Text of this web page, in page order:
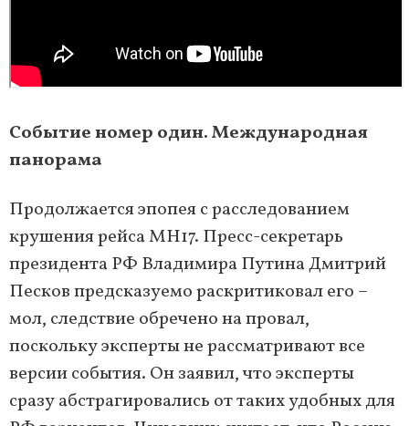
Событие номер один. Международная
панорама
Продолжается эпопея с расследованием
крушения рейса МН17. Пресс-секретарь
президента РФ Владимира Путина Дмитрий
Песков предсказуемо раскритиковал его –
мол, следствие обречено на провал,
поскольку эксперты не рассматривают все
версии события. Он заявил, что эксперты
сразу абстрагировались от таких удобных для